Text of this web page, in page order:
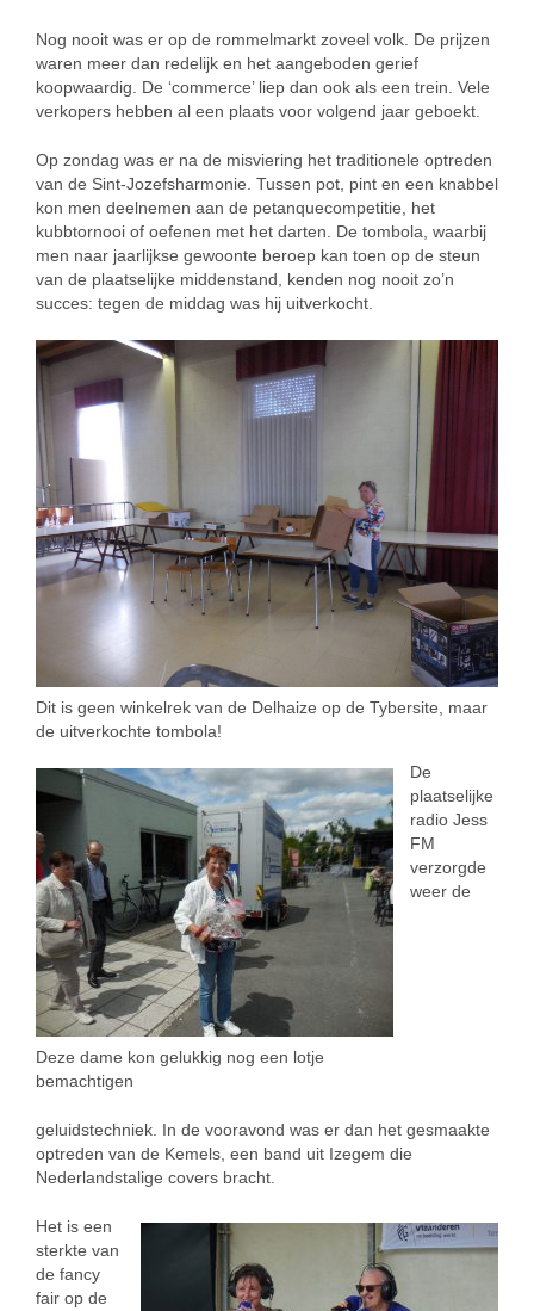
Nog nooit was er op de rommelmarkt zoveel volk. De prijzen
waren meer dan redelijk en het aangeboden gerief
koopwaardig. De ‘commerce’ liep dan ook als een trein. Vele
verkopers hebben al een plaats voor volgend jaar geboekt.
Op zondag was er na de misviering het traditionele optreden
van de Sint-Jozefsharmonie. Tussen pot, pint en een knabbel
kon men deelnemen aan de petanquecompetitie, het
kubbtornooi of oefenen met het darten. De tombola, waarbij
men naar jaarlijkse gewoonte beroep kan toen op de steun
van de plaatselijke middenstand, kenden nog nooit zo’n
succes: tegen de middag was hij uitverkocht.
Dit is geen winkelrek van de Delhaize op de Tybersite, maar
de uitverkochte tombola!
Deze dame kon gelukkig nog een lotje
bemachtigen
De
plaatselijke
radio Jess
FM
verzorgde
weer de
geluidstechniek. In de vooravond was er dan het gesmaakte
optreden van de Kemels, een band uit Izegem die
Nederlandstalige covers bracht.
Het is een
sterkte van
de fancy
fair op de